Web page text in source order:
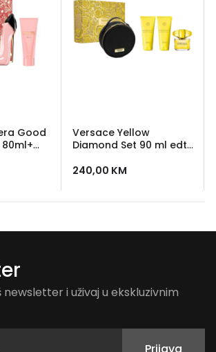
Good
Versace Yellow
Diamond Set 90 ml edt
gel za tusiranje +
240,00 KM
newsletter i uživaj u ekskluzivnim